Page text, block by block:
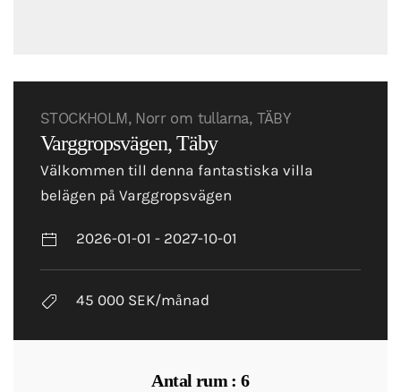
STOCKHOLM, Norr om tullarna, TÄBY
Varggropsvägen, Täby
Välkommen till denna fantastiska villa
belägen på Varggropsvägen
2026-01-01 - 2027-10-01
45 000 SEK/månad
Antal rum : 6